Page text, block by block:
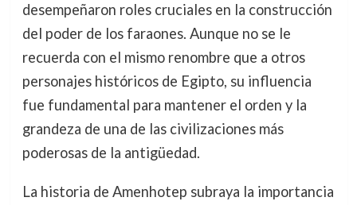
desempeñaron roles cruciales en la construcción
del poder de los faraones. Aunque no se le
recuerda con el mismo renombre que a otros
personajes históricos de Egipto, su influencia
fue fundamental para mantener el orden y la
grandeza de una de las civilizaciones más
poderosas de la antigüedad.
La historia de Amenhotep subraya la importancia